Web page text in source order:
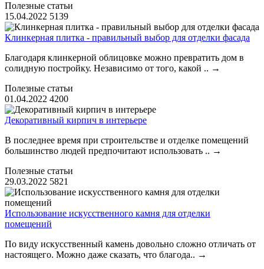
Полезные статьи
15.04.2022 5139
Клинкерная плитка - правильный выбор для отделки фасада
Благодаря клинкерной облицовке можно превратить дом в
солидную постройку. Независимо от того, какой .. →
Полезные статьи
01.04.2022 4200
Декоративный кирпич в интерьере
В последнее время при строительстве и отделке помещений
большинство людей предпочитают использовать .. →
Полезные статьи
29.03.2022 5821
Использование искусственного камня для отделки
помещений
По виду искусственный камень довольно сложно отличать от
настоящего. Можно даже сказать, что благода.. →